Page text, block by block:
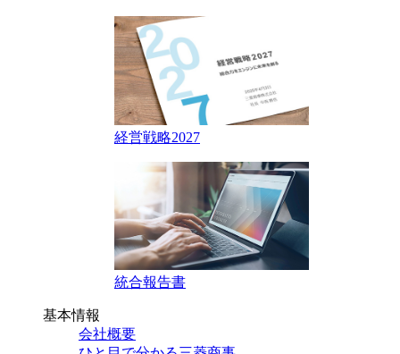
経営戦略2027
統合報告書
基本情報
会社概要